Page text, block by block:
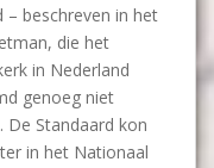
– beschreven in het
die het
in Nederland
genoeg niet
De Standaard kon
in het Nationaal